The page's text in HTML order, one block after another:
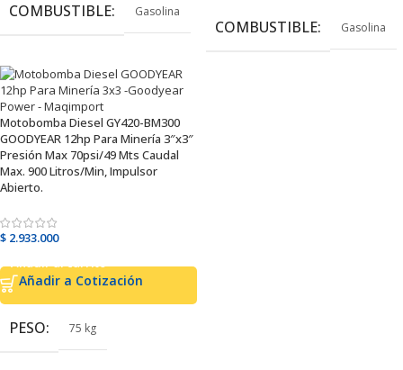
COMBUSTIBLE Gasolina
COMBUSTIBLE Gasolina
Motobomba Diesel GY420-BM300
GOODYEAR 12hp Para Minería 3″x3″
Presión Max 70psi/49 Mts Caudal
Max. 900 Litros/Min, Impulsor
Abierto.
$ 2.933.000
Añadir al carrito
Añadir a Cotización
PESO 75 kg